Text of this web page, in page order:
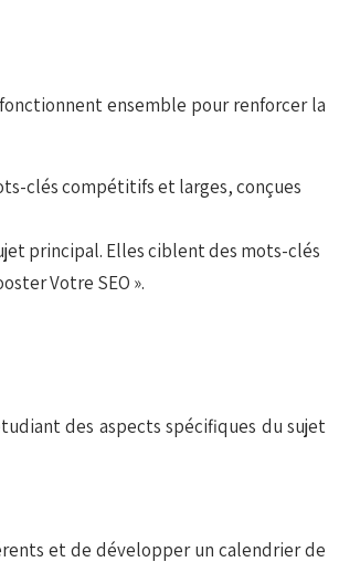
ensemble pour renforcer la
clés compétitifs et larges, conçues
principal. Elles ciblent des mots-clés
Votre SEO ».
des aspects spécifiques du sujet
et de développer un calendrier de